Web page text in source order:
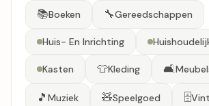
📚Boeken 🔧Gereedschappen
Huis- En Inrichting
Kasten 👕Kleding 🛋️
🎵 Muziek 🧸Speelgoed 🗄️